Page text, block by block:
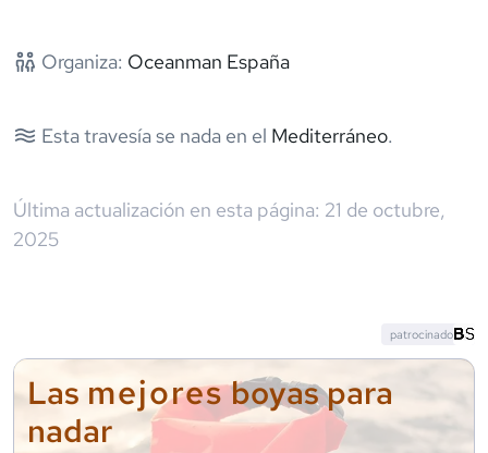
Organiza: Oceanman España
Esta travesía se nada en el Mediterráneo.
Última actualización en esta página: 21 de octubre,
2025
Las mejoresboyas para
nadar
patrocinado